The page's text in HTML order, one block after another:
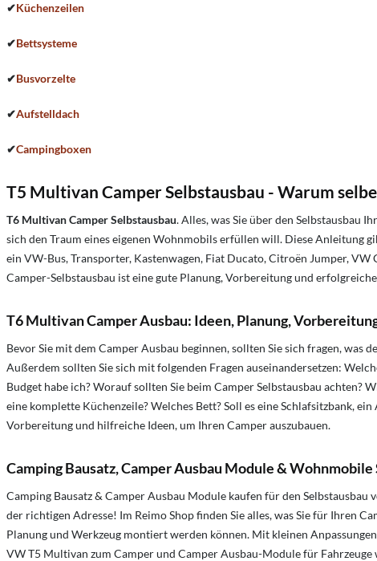
✔Küchenzeilen
✔Bettsysteme
✔Busvorzelte
✔Aufstelldach
✔Campingboxen
T5 Multivan Camper Selbstausbau - Warum
T6 Multivan Camper Selbstausbau. Alles, was Sie über den Selbstausbau
sich den Traum eines eigenen Wohnmobils erfüllen will. Diese Anleitung
ein VW-Bus, Transporter, Kastenwagen, Fiat Ducato, Citroën Jumper,
Camper-Selbstausbau ist eine gute Planung, Vorbereitung und
T6 Multivan Camper Ausbau: Ideen, Planung,
Bevor Sie mit dem Camper Ausbau beginnen, sollten Sie sich fragen,
Außerdem sollten Sie sich mit folgenden Fragen auseinandersetzen:
Budget habe ich? Worauf sollten Sie beim Camper Selbstausbau achten?
eine komplette Küchenzeile? Welches Bett? Soll es eine Schlafsitzbank,
Vorbereitung und hilfreiche Ideen, um Ihren Camper auszubauen.
Camping Bausatz, Camper Ausbau Module &
Camping Bausatz & Camper Ausbau Module kaufen für den
der richtigen Adresse! Im Reimo Shop finden Sie alles, was Sie für Ihren
Planung und Werkzeug montiert werden können. Mit kleinen
VW T5 Multivan zum Camper und Camper Ausbau-Module für